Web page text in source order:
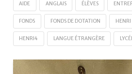
AIDE ANGLAIS ÉLÈVES
FONDS FONDS DE DOTATION HENRI
HENRI4 LANGUE ÉTRANGÈRE